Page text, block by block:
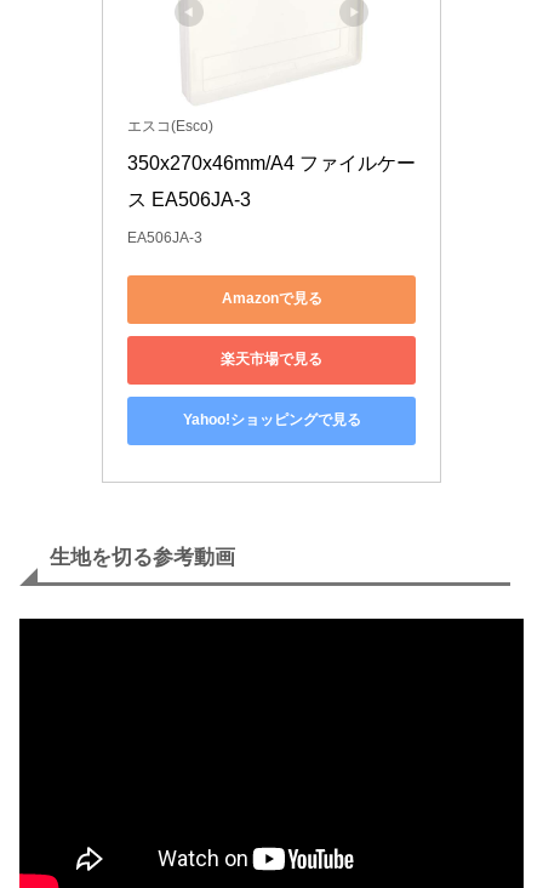
エスコ(Esco)
350x270x46mm/A4 ファイルケー
ス EA506JA-3
EA506JA-3
Amazonで見る
楽天市場で見る
Yahoo!ショッピングで見る
生地を切る参考動画